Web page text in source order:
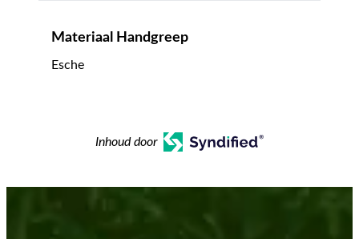
Materiaal Handgreep
Esche
Inhoud door